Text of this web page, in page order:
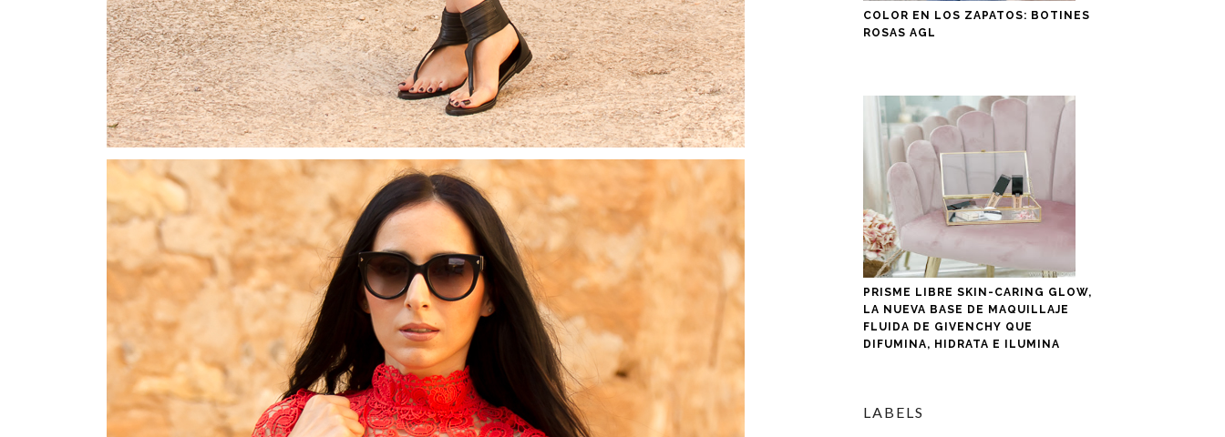
COLOR EN LOS ZAPATOS: BOTINES
ROSAS AGL
PRISME LIBRE SKIN-CARING GLOW,
LA NUEVA BASE DE MAQUILLAJE
FLUIDA DE GIVENCHY QUE
DIFUMINA, HIDRATA E ILUMINA
LABELS